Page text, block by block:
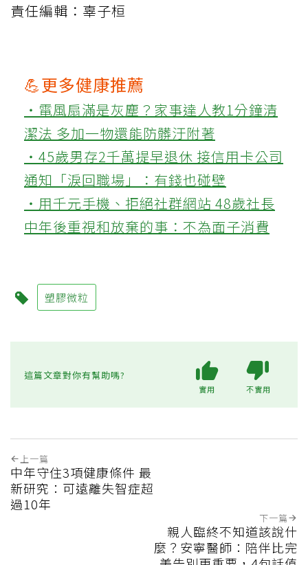
責任編輯：辜子桓
💪更多健康推薦
‧電風扇滿是灰塵？家事達人教1分鐘清
潔法 多加一物還能防髒汙附著
‧45歲男存2千萬提早退休 接信用卡公司
通知「淚回職場」：有錢也碰壁
‧用千元手機、拒絕社群網站 48歲社長
中年後重視和放棄的事：不為面子消費
塑膠微粒
這篇文章對你有幫助嗎?
實用 不實用
上一篇
中年守住3項健康條件 最
新研究：可遠離失智症超
過10年
下一篇
親人臨終不知道該說什
麼？安寧醫師：陪伴比完